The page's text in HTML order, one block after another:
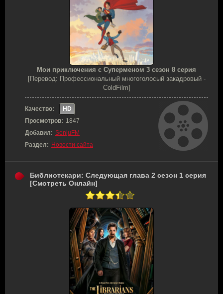
Мои приключения с Суперменом 3 сезон 8 серия
[Перевод: Профессиональный многоголосый закадровый -
ColdFilm]
Качество:
HD
Просмотров: 1847
Добавил: SenjuFM
Раздел: Новости сайта
Библиотекари: Следующая глава 2 сезон 1 серия
[Смотреть Онлайн]